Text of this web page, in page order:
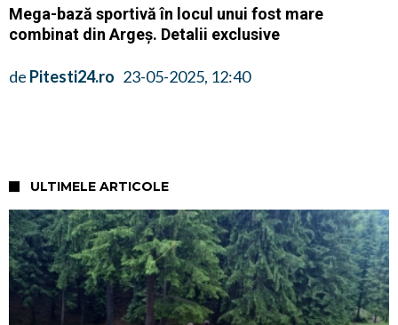
Mega-bază sportivă în locul unui fost mare
combinat din Argeș. Detalii exclusive
de Pitesti24.ro 23-05-2025, 12:40
ULTIMELE ARTICOLE